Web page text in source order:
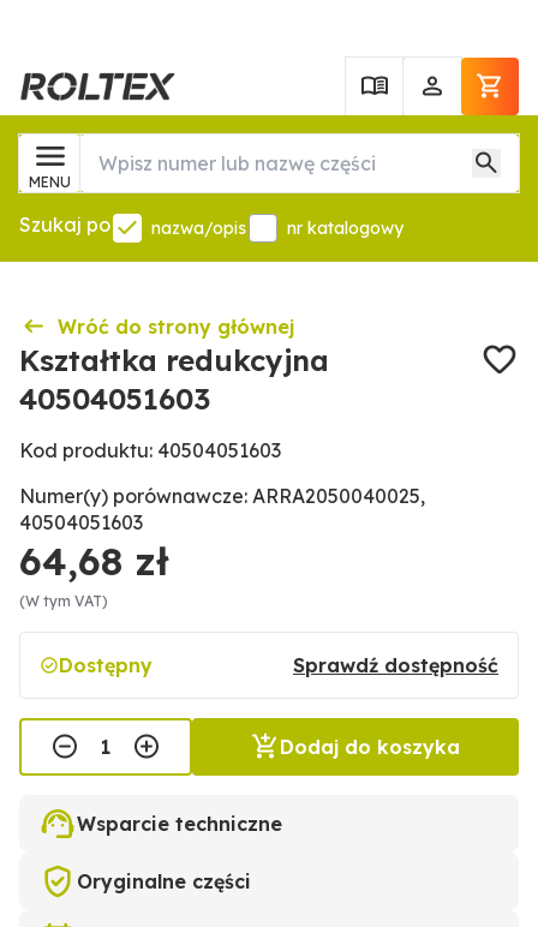
MENU
Szukaj po nazwa/opis nr katalogowy
Wróć do strony głównej
Kształtka redukcyjna
40504051603
Kod produktu: 40504051603
Numer(y) porównawcze: ARRA2050040025,
40504051603
64,68 zł
(W tym VAT)
Dostępny Sprawdź dostępność
Dodaj do koszyka
Wsparcie techniczne
Oryginalne części